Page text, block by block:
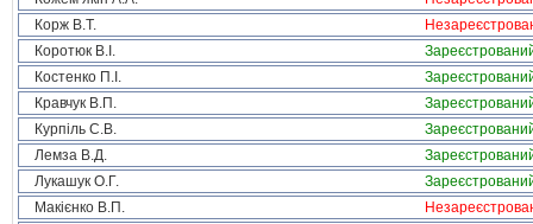
Корж В.Т.
Коротюк В.І.
Костенко П.І.
Кравчук В.П.
Курпіль С.В.
Лемза В.Д.
Лукашук О.Г.
Макієнко В.П.